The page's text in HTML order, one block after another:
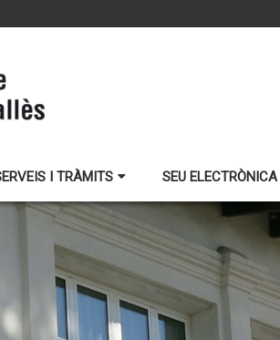
I TRÀMITS SEU ELECTRÒNICA